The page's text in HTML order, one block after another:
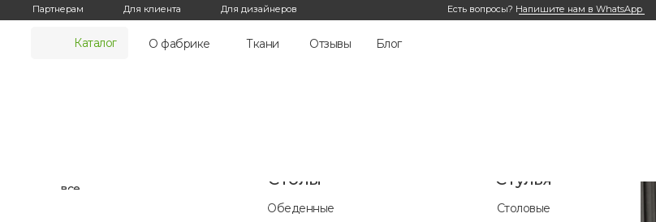
Каталог О фабрике Ткани Отзывы Блог
Есть вопросы? Напишите нам в WhatsApp
Партнерам Для клиента Для дизайнеров
Диваны Кровати
Стулья
Аксессуары
все
Столовые
Столы
Обеденные
Коллекция